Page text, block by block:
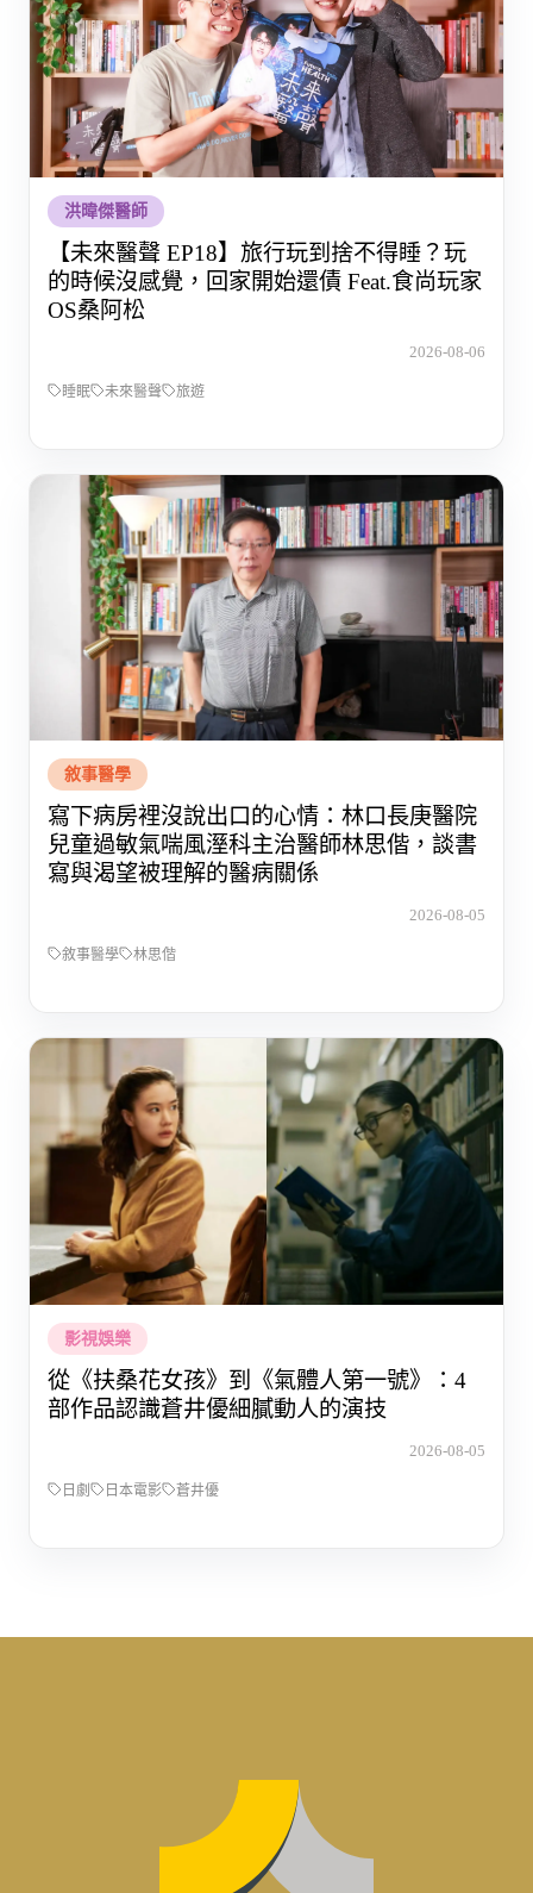
洪暐傑醫師
【未來醫聲 EP18】旅行玩到捨不得睡？玩
的時候沒感覺，回家開始還債 Feat.食尚玩家
OS桑阿松
2026-08-06
睡眠 未來醫聲 旅遊
敘事醫學
寫下病房裡沒說出口的心情：林口長庚醫院
兒童過敏氣喘風溼科主治醫師林思偕，談書
寫與渴望被理解的醫病關係
2026-08-05
敘事醫學 林思偕
影視娛樂
從《扶桑花女孩》到《氣體人第一號》：4
部作品認識蒼井優細膩動人的演技
2026-08-05
日劇 日本電影 蒼井優